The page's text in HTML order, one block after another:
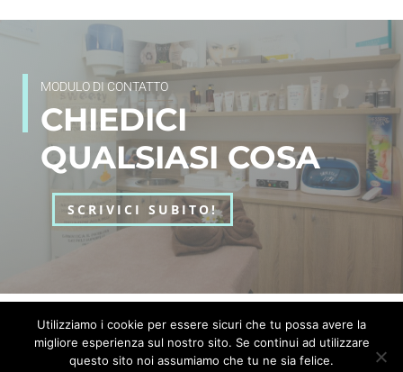
MODULO DI CONTATTO
CHIEDICI
QUALSIASI COSA
SCRIVICI SUBITO!
Copyright © 2018 – Incanto di Stoppani Ilaria | P.I. 04356610271 |
Str. S. Dono, 148 | 30033 Noale VE (VE)
Utilizziamo i cookie per essere sicuri che tu possa avere la
migliore esperienza sul nostro sito. Se continui ad utilizzare
questo sito noi assumiamo che tu ne sia felice.